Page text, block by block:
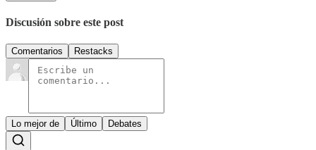
Discusión sobre este post
Comentarios Restacks
Lo mejor de Último Debates